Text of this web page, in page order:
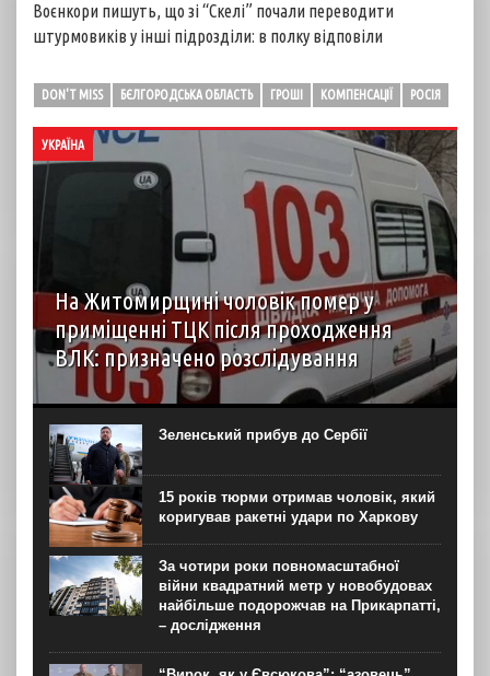
Воєнкори пишуть, що зі “Скелі” почали переводити
штурмовиків у інші підрозділи: в полку відповіли
DON'T MISS БЄЛГОРОДСЬКА ОБЛАСТЬ ГРОШІ КОМПЕНСАЦІЇ РОСІЯ
УКРАЇНА
На Житомирщині чоловік помер у
приміщенні ТЦК після проходження
ВЛК: призначено розслідування
6 серпня до територіального центру комплектування на
Житомирщині доставили чоловіка, який фігурував як
порушник правил військового обліку. Під час
перебування у приміщенні він знепритомнів, а потім
помер. Про інцидент...
Зеленський прибув до Сербії
15 років тюрми отримав чоловік, який
коригував ракетні удари по Харкову
За чотири роки повномасштабної
війни квадратний метр у новобудовах
найбільше подорожчав на Прикарпатті,
– дослідження